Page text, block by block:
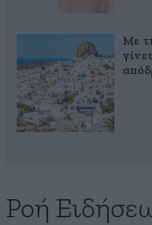
Με
Ροή